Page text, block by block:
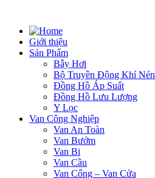
Giới thiệu
Sản Phẩm
Bẫy Hơi
Bộ Truyền Động Khí Nén
Đồng Hồ Áp Suất
Đồng Hồ Lưu Lượng
Y Lọc
Van Công Nghiệp
Van An Toàn
Van Bướm
Van Bi
Van Cầu
Van Cổng – Van Cửa